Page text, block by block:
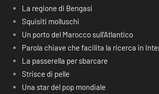
La regione di Bengasi
Squisiti molluschi
Un porto del Marocco sull’Atlantico
Parola chiave che facilita la ricerca in
La passerella per sbarcare
Strisce di pelle
Una star del pop mondiale